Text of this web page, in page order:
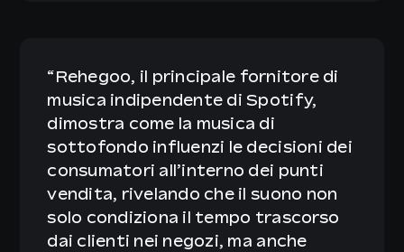
“Rehegoo, il principale fornitore di
musica indipendente di Spotify,
dimostra come la musica di
sottofondo influenzi le decisioni dei
consumatori all’interno dei punti
vendita, rivelando che il suono non
solo condiziona il tempo trascorso
dai clienti nei negozi, ma anche